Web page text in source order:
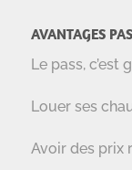
AVANTAGES
Le pass,
Louer ses
Avoir des prix